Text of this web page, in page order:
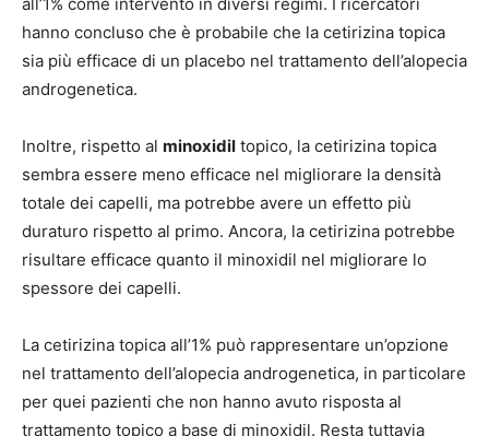
hanno concluso che è probabile che la cetirizina topica
sia più efficace di un placebo nel trattamento dell’alopecia
androgenetica.
Inoltre, rispetto al minoxidil topico, la cetirizina topica
sembra essere meno efficace nel migliorare la densità
totale dei capelli, ma potrebbe avere un effetto più
duraturo rispetto al primo. Ancora, la cetirizina potrebbe
risultare efficace quanto il minoxidil nel migliorare lo
spessore dei capelli.
La cetirizina topica all’1% può rappresentare un’opzione
nel trattamento dell’alopecia androgenetica, in particolare
per quei pazienti che non hanno avuto risposta al
trattamento topico a base di minoxidil. Resta tuttavia